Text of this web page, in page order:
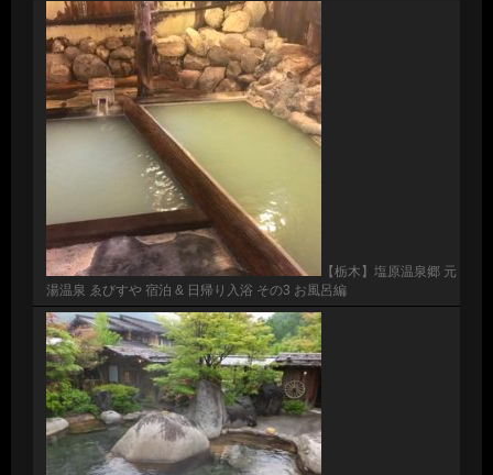
【栃木】塩原温泉郷 元
湯温泉 ゑびすや 宿泊 & 日帰り入浴 その3 お風呂編